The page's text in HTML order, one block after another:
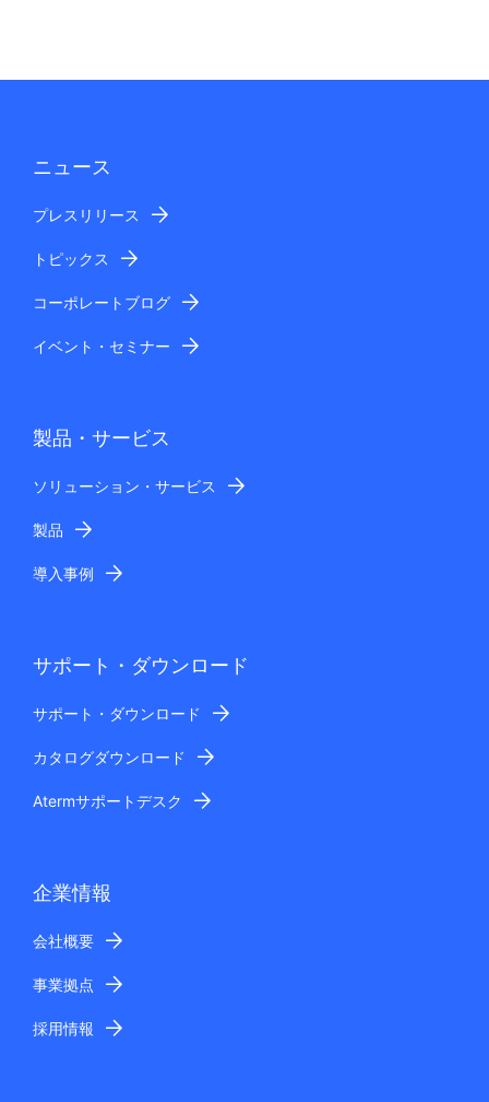
ニュース
プレスリリース
トピックス
コーポレートブログ
イベント・セミナー
製品・サービス
ソリューション・サービス
製品
導入事例
サポート・ダウンロード
サポート・ダウンロード
カタログダウンロード
Atermサポートデスク
企業情報
会社概要
事業拠点
採用情報